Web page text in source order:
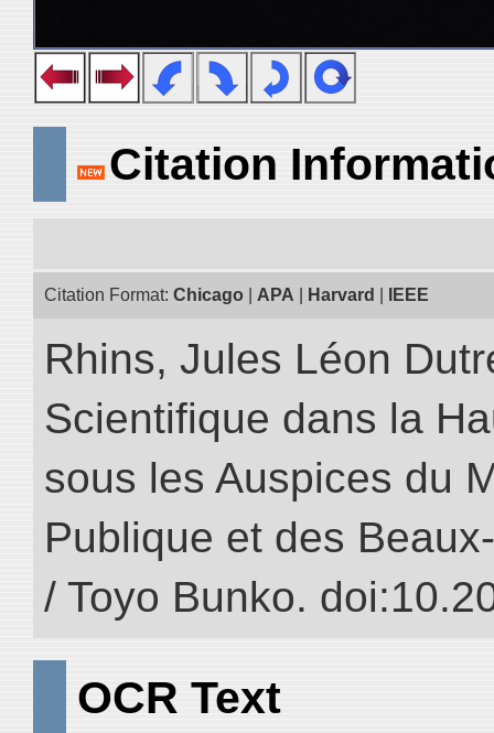
Citation
Citation Format: Chicago APA Harvard IEEE
Rhins, Jules Léon
Scientifique dans la
sous les Auspices du
Publique et des
/ Toyo Bunko.
OCR Text